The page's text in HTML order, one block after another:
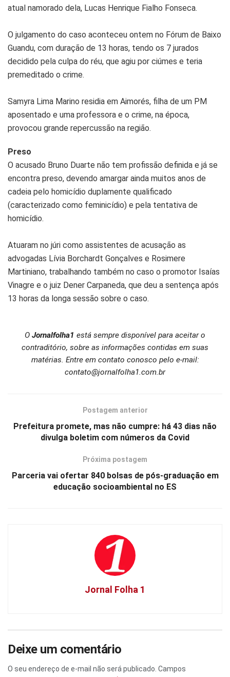
atual namorado dela, Lucas Henrique Fialho Fonseca.
O julgamento do caso aconteceu ontem no Fórum de Baixo
Guandu, com duração de 13 horas, tendo os 7 jurados
decidido pela culpa do réu, que agiu por ciúmes e teria
premeditado o crime.
Samyra Lima Marino residia em Aimorés, filha de um PM
aposentado e uma professora e o crime, na época,
provocou grande repercussão na região.
Preso
O acusado Bruno Duarte não tem profissão definida e já se
encontra preso, devendo amargar ainda muitos anos de
cadeia pelo homicídio duplamente qualificado
(caracterizado como feminicídio) e pela tentativa de
homicídio.
Atuaram no júri como assistentes de acusação as
advogadas Lívia Borchardt Gonçalves e Rosimere
Martiniano, trabalhando também no caso o promotor Isaías
Vinagre e o juiz Dener Carpaneda, que deu a sentença após
13 horas da longa sessão sobre o caso.
O Jornalfolha1 está sempre disponível para aceitar o
contraditório, sobre as informações contidas em suas
matérias. Entre em contato conosco pelo e-mail:
contato@jornalfolha1.com.br
Postagem anterior
Prefeitura promete, mas não cumpre: há 43 dias não
divulga boletim com números da Covid
Próxima postagem
Parceria vai ofertar 840 bolsas de pós-graduação em
educação socioambiental no ES
Jornal Folha 1
Deixe um comentário
O seu endereço de e-mail não será publicado. Campos